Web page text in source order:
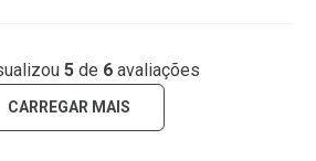
5 de 6 avaliações
CARREGAR MAIS